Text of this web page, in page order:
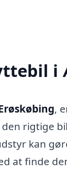
i
,
rigtige
kan
at finde